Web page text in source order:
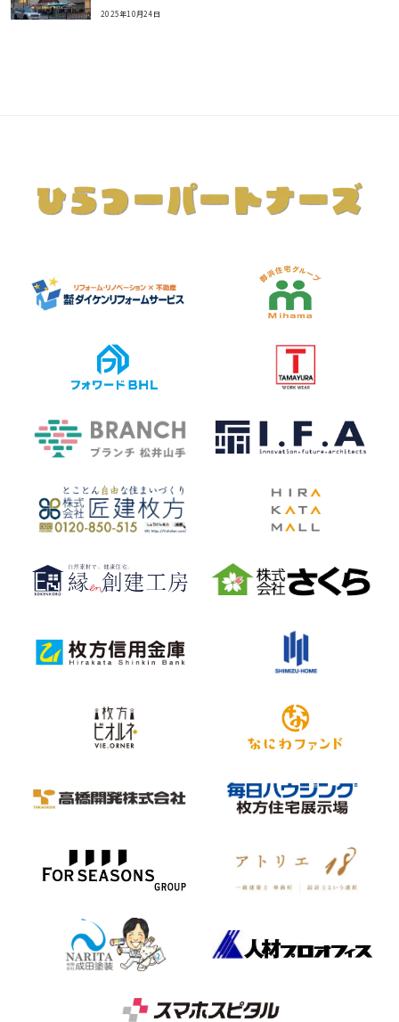
2025年10月24日